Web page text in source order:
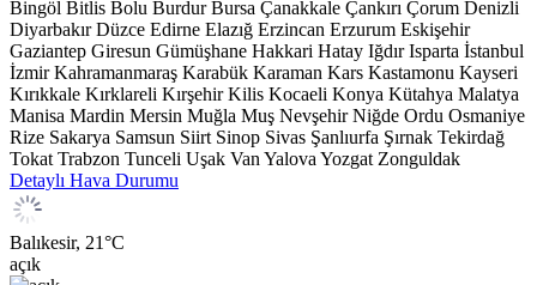
Bingöl Bitlis Bolu Burdur Bursa Çanakkale Çankırı Çorum Denizli
Diyarbakır Düzce Edirne Elazığ Erzincan Erzurum Eskişehir
Gaziantep Giresun Gümüşhane Hakkari Hatay Iğdır Isparta İstanbul
İzmir Kahramanmaraş Karabük Karaman Kars Kastamonu Kayseri
Kırıkkale Kırklareli Kırşehir Kilis Kocaeli Konya Kütahya Malatya
Manisa Mardin Mersin Muğla Muş Nevşehir Niğde Ordu Osmaniye
Rize Sakarya Samsun Siirt Sinop Sivas Şanlıurfa Şırnak Tekirdağ
Tokat Trabzon Tunceli Uşak Van Yalova Yozgat Zonguldak
Detaylı Hava Durumu
Balıkesir, 21°C
açık